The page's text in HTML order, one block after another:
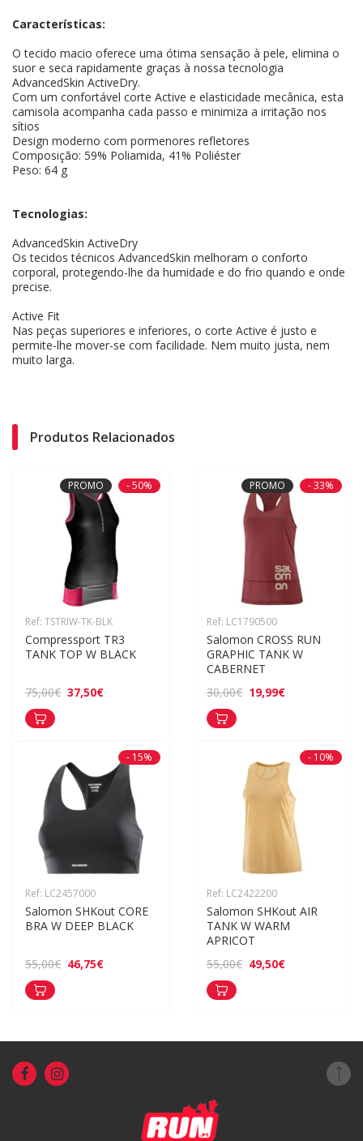
Características:
O tecido macio oferece uma ótima sensação à pele, elimina o
suor e seca rapidamente graças à nossa tecnologia
AdvancedSkin ActiveDry.
Com um confortável corte Active e elasticidade mecânica, esta
camisola acompanha cada passo e minimiza a irritação nos
sítios
Design moderno com pormenores refletores
Composição: 59% Poliamida, 41% Poliéster
Peso: 64 g
Tecnologias:
AdvancedSkin ActiveDry
Os tecidos técnicos AdvancedSkin melhoram o conforto
corporal, protegendo-lhe da humidade e do frio quando e onde
precise.
Active Fit
Nas peças superiores e inferiores, o corte Active é justo e
permite-lhe mover-se com facilidade. Nem muito justa, nem
muito larga.
Produtos Relacionados
PROMO - 50%
Ref: TSTRIW-TK-BLK
Compressport TR3
TANK TOP W BLACK
75,00€ 37,50€
PROMO - 33%
Ref: LC1790500
Salomon CROSS RUN
GRAPHIC TANK W
CABERNET
30,00€ 19,99€
- 15%
Ref: LC2457000
Salomon SHKout CORE
BRA W DEEP BLACK
55,00€ 46,75€
- 10%
Ref: LC2422200
Salomon SHKout AIR
TANK W WARM
APRICOT
55,00€ 49,50€